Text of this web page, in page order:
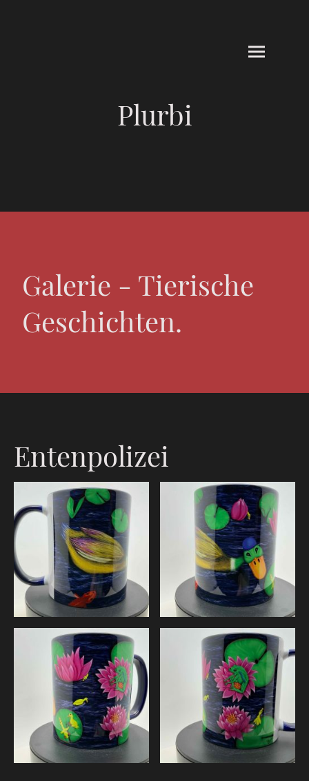
Plurbi
Galerie - Tierische
Geschichten.
Entenpolizei